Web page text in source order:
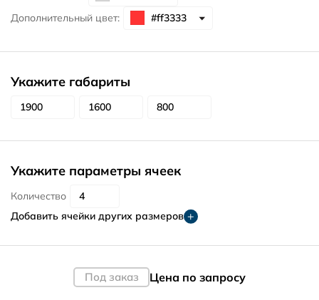
Дополнительный цвет:
Укажите габариты
Укажите параметры ячеек
Количество
Добавить ячейки других размеров
Под заказ Цена по запросу